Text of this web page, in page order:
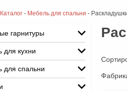
Каталог - Мебель для спальни -
гарнитуры
для кухни
для спальни